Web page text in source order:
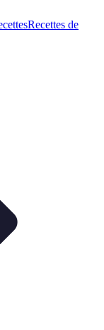
Recettes de